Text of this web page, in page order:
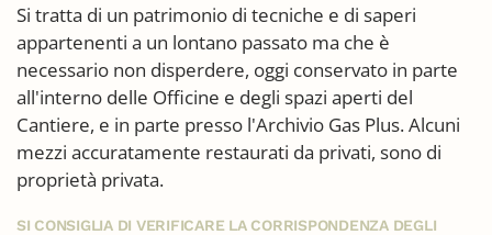
Si tratta di un patrimonio di tecniche e di saperi
appartenenti a un lontano passato ma che è
necessario non disperdere, oggi conservato in parte
all'interno delle Officine e degli spazi aperti del
Cantiere, e in parte presso l'Archivio Gas Plus. Alcuni
mezzi accuratamente restaurati da privati, sono di
proprietà privata.
SI CONSIGLIA DI VERIFICARE LA CORRISPONDENZA DEGLI